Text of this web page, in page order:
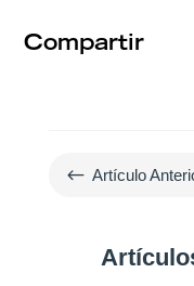
Compartir
# Artículo